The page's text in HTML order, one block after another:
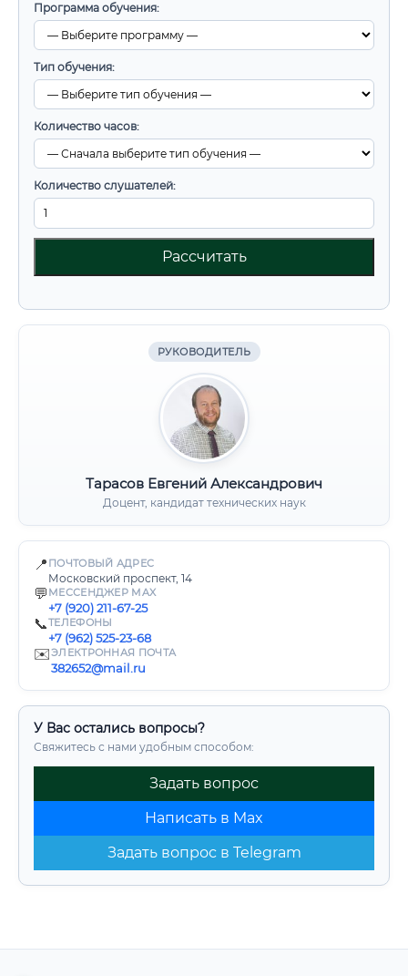
Программа обучения:
Тип обучения:
Количество часов:
Количество слушателей:
Рассчитать
РУКОВОДИТЕЛЬ
Тарасов Евгений Александрович
Доцент, кандидат технических наук
📍 ПОЧТОВЫЙ АДРЕС
Московский проспект, 14
💬 МЕССЕНДЖЕР MAX
+7 (920) 211-67-25
📞ТЕЛЕФОНЫ
+7 (962) 525-23-68
✉️ЭЛЕКТРОННАЯ ПОЧТА
382652@mail.ru
У Вас остались вопросы?
Свяжитесь с нами удобным способом:
Задать вопрос
Написать в Max
Задать вопрос в Telegram